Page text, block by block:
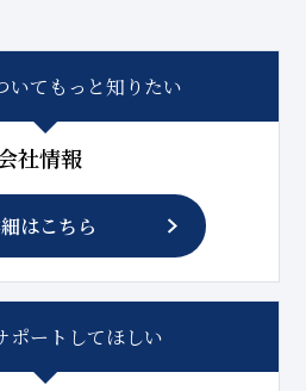
いてもっと知りたい
社情報
はこちら
ポートしてほしい